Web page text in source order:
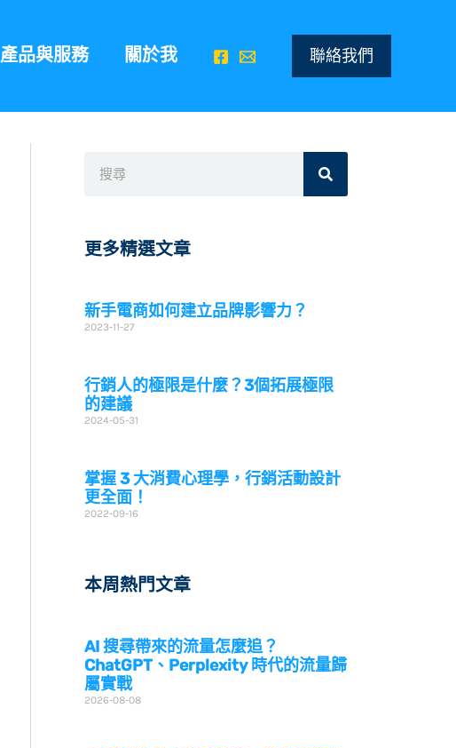
產品與服務 關於我 聯絡我們
搜
更多精選文章
新手電商如何建立品牌影響力？
2023-11-27
行銷人的極限是什麼？3個拓展極限
的建議
2024-05-31
掌握 3 大消費心理學，行銷活動設計
更全面！
2022-09-16
本周熱門文章
AI 搜尋帶來的流量怎麼追？
ChatGPT、Perplexity 時代的流量歸
屬實戰
2026-08-08